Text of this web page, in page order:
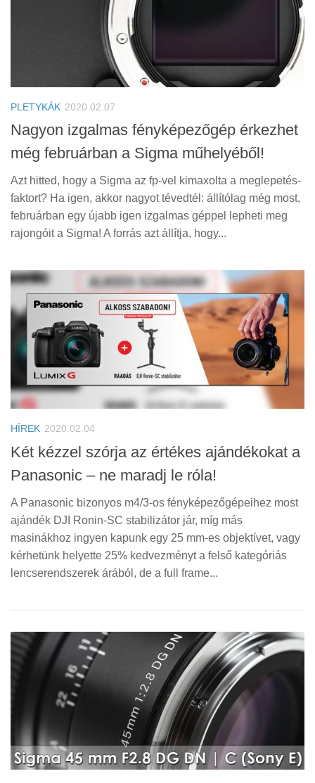
PLETYKÁK 2020.02.07
Nagyon izgalmas fényképezőgép érkezhet
még februárban a Sigma műhelyéből!
Azt hitted, hogy a Sigma az fp-vel kimaxolta a meglepetés-
faktort? Ha igen, akkor nagyot tévedtél: állítólag még most,
februárban egy újabb igen izgalmas géppel lepheti meg
rajongóit a Sigma! A forrás azt állítja, hogy...
HÍREK 2020.02.04
Két kézzel szórja az értékes ajándékokat a
Panasonic – ne maradj le róla!
A Panasonic bizonyos m4/3-os fényképezőgépeihez most
ajándék DJI Ronin-SC stabilizátor jár, míg más
masinákhoz ingyen kapunk egy 25 mm-es objektívet, vagy
kérhetünk helyette 25% kedvezményt a felső kategóriás
lencserendszerek árából, de a full frame...